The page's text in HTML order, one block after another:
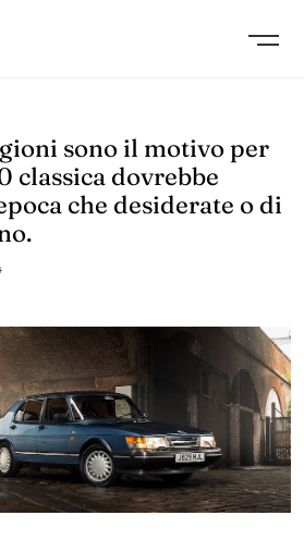
sono il motivo per
classica dovrebbe
che desiderate o di